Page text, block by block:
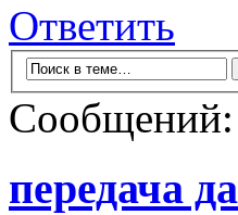
Ответить
Сообщений:
передача